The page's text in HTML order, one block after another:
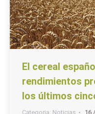
El cereal
rendimientos
los últimos
Categoria: Noticias 16